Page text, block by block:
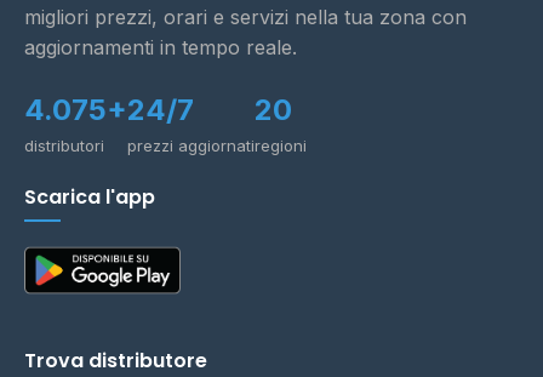
migliori prezzi, orari e servizi nella tua zona con
aggiornamenti in tempo reale.
4.075+
distributori
24/7
prezzi aggiornati
20
regioni
Scarica l'app
Trova distributore